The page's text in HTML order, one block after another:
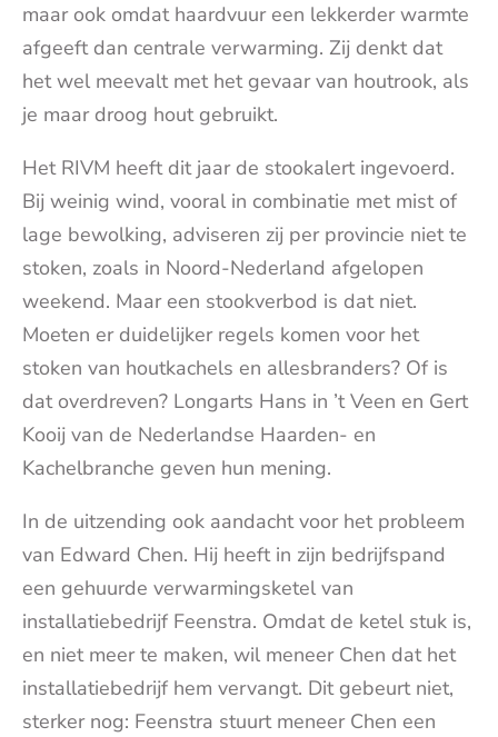
maar ook omdat haardvuur een lekkerder warmte
afgeeft dan centrale verwarming. Zij denkt dat
het wel meevalt met het gevaar van houtrook, als
je maar droog hout gebruikt.
Het RIVM heeft dit jaar de stookalert ingevoerd.
Bij weinig wind, vooral in combinatie met mist of
lage bewolking, adviseren zij per provincie niet te
stoken, zoals in Noord-Nederland afgelopen
weekend. Maar een stookverbod is dat niet.
Moeten er duidelijker regels komen voor het
stoken van houtkachels en allesbranders? Of is
dat overdreven? Longarts Hans in ’t Veen en Gert
Kooij van de Nederlandse Haarden- en
Kachelbranche geven hun mening.
In de uitzending ook aandacht voor het probleem
van Edward Chen. Hij heeft in zijn bedrijfspand
een gehuurde verwarmingsketel van
installatiebedrijf Feenstra. Omdat de ketel stuk is,
en niet meer te maken, wil meneer Chen dat het
installatiebedrijf hem vervangt. Dit gebeurt niet,
sterker nog: Feenstra stuurt meneer Chen een